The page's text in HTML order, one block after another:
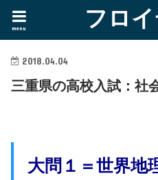
フロ
menu
2018.04.04
三重県の高校入試：社
大問１＝世界地